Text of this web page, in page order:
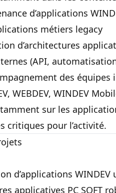
d’applications
métiers legacy
d’architectures
(API,
des équipes
WEBDEV, WINDEV
sur les
critiques pour l’activité.
d’applications
applicatives PC SOFT